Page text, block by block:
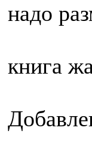
надо
книга